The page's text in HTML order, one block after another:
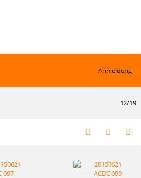
Anmeldung
12/19